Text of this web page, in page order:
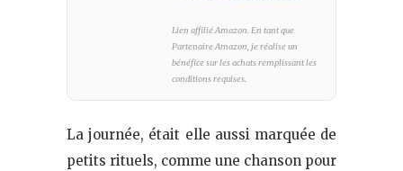
Lien affilié Amazon. En tant que
Partenaire Amazon, je réalise un
bénéfice sur les achats remplissant les
conditions requises.
La journée, était elle aussi marquée de
petits rituels, comme une chanson pour